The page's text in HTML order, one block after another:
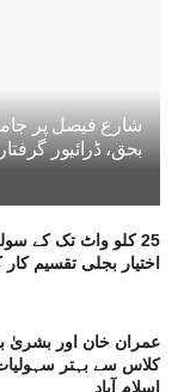
شارع فیصل پر
بحق، ڈرائیور
25 کلو واٹ تک کے
اختیار بجلی تقسیم
عمران خان اور بشریٰ
کلاس سے بہتر
اسلام آباد